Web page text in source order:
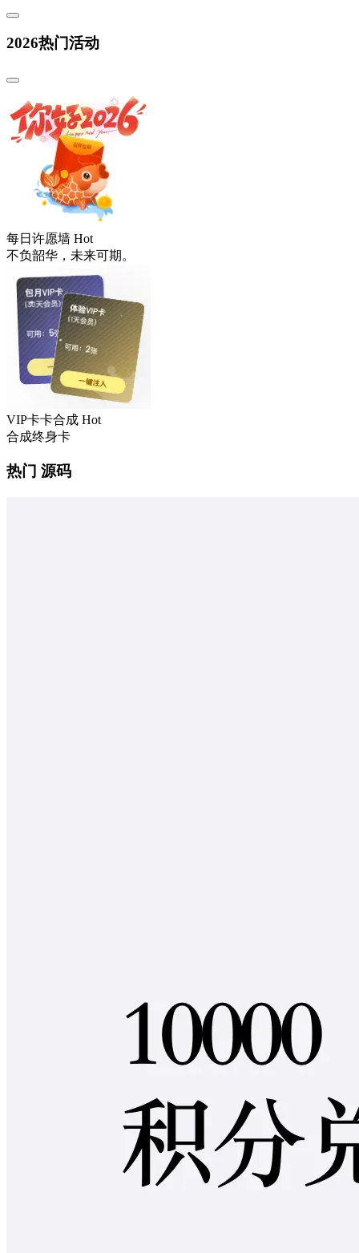
2026热门活动
每日许愿墙 Hot
不负韶华，未来可期。
VIP卡卡合成 Hot
合成终身卡
热门 源码